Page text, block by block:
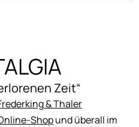
Zeit“
& Thaler
Shopund überall im